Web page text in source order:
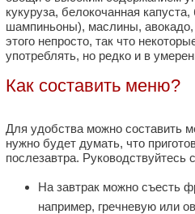
кукуруза, белокочанная
шампиньоны), маслины, авокадо,
этого непросто, так что
употреблять, но редко и в
Как составить меню?
Для удобства можно составить
нужно будет думать, что
послезавтра.
На завтрак можно съесть
например, гречневую или